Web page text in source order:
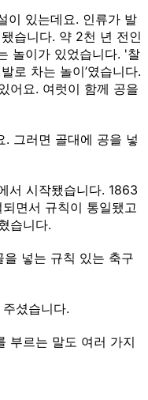
이 있는데요. 인류가 발
습니다. 약 2천 년 전인
놀이가 있었습니다. '찰
로 차는 놀이’였습니다.
어요. 여럿이 함께 공을
그러면 골대에 공을 넣
서 시작됐습니다. 1863
면서 규칙이 통일됐고
습니다.
넣는 규칙 있는 축구
셨습니다.
부르는 말도 여러 가지